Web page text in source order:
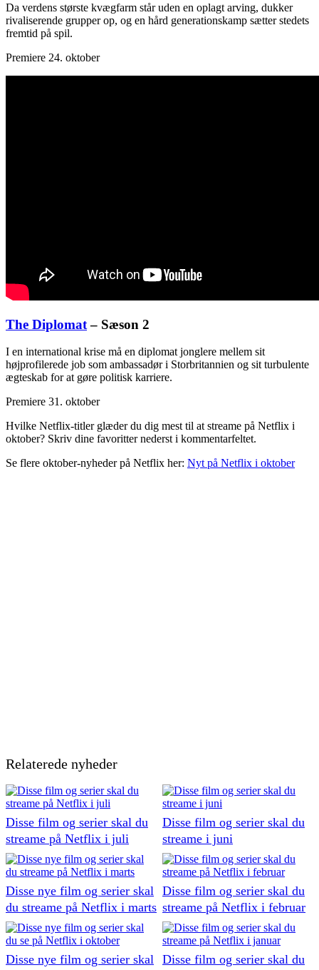
Da verdens største kvægfarm står uden en oplagt arving, dukker
rivaliserende grupper op, og en hård generationskamp sætter stedets
fremtid på spil.
Premiere 24. oktober
The Diplomat– Sæson 2
I en international krise må en diplomat jonglere mellem sit
højprofilerede job som ambassadør i Storbritannien og sit turbulente
ægteskab for at gøre politisk karriere.
Premiere 31. oktober
Hvilke Netflix-titler glæder du dig mest til at streame på Netflix i
oktober? Skriv dine favoritter nederst i kommentarfeltet.
Se flere oktober-nyheder på Netflix her: Nyt på Netflix i oktober
Relaterede nyheder
Disse film og serier skal du
streame på Netflix i juli
Disse film og serier skal du
streame i juni
Disse nye film og serier skal
du streame på Netflix i marts
Disse film og serier skal du
streame på Netflix i februar
Disse nye film og serier skal
Disse film og serier skal du